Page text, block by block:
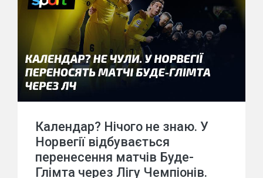
Календар? Нічого не знаю. У
Норвегії відбувається
перенесення матчів Буде-
Глімта через Лігу Чемпіонів.